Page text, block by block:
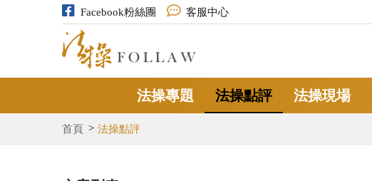
Facebook粉絲團 客服中心
法操專題 法操點評 法操現場
首頁 法操點評